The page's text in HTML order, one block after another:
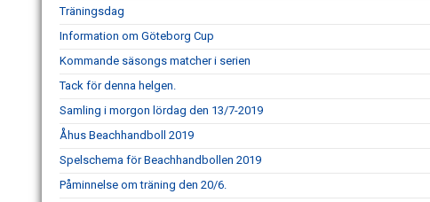
Träningsdag
Information om Göteborg Cup
Kommande säsongs matcher i serien
Tack för denna helgen.
Samling i morgon lördag den 13/7-2019
Åhus Beachhandboll 2019
Spelschema för Beachhandbollen 2019
Påminnelse om träning den 20/6.